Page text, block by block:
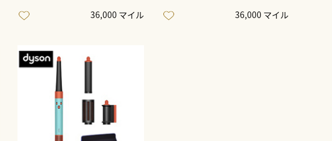
36,000 マイル 36,000 マイル